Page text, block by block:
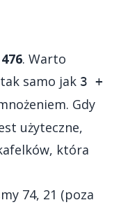
476. Warto
samo jak 3 +
Gdy
użyteczne,
która
74, 21 (poza